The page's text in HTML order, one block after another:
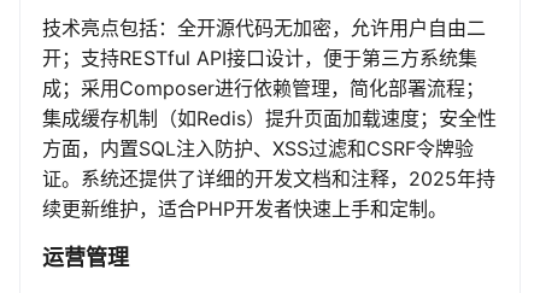
技术亮点包括：全开源代码无加密，允许用户自由二
开；支持RESTful API接口设计，便于第三方系统集
成；采用Composer进行依赖管理，简化部署流程；
集成缓存机制（如Redis）提升页面加载速度；安全性
方面，内置SQL注入防护、XSS过滤和CSRF令牌验
证。系统还提供了详细的开发文档和注释，2025年持
续更新维护，适合PHP开发者快速上手和定制。
运营管理